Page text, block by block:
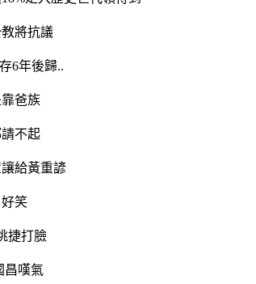
將抗議
6年後歸..
爸族
不起
給黃重諺
笑
捷打臉
昌嘆氣